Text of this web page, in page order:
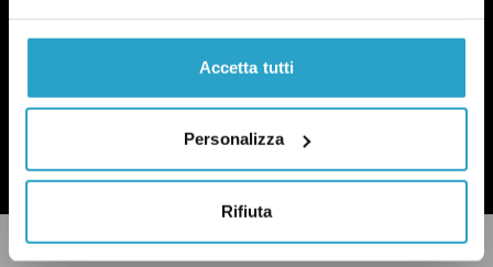
Accetta tutti
Personalizza
Rifiuta
Ho preso visione dell’informativa privacy